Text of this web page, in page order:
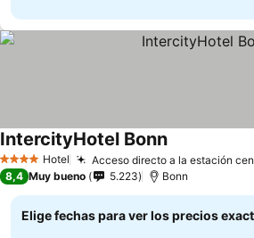
4 EstrellasHotel Acceso directo a la estación
IntercityHotel Bonn
8,4 Muy bueno 5.223 Bonn
Elige fechas para ver los precios